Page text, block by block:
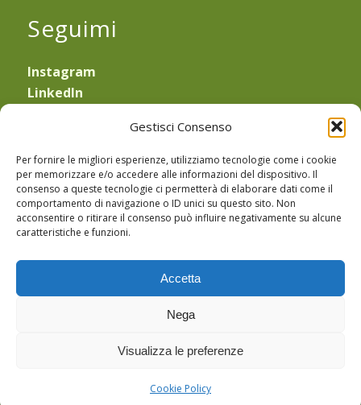
Gestisci Consenso
Per fornire le migliori esperienze, utilizziamo tecnologie come i cookie
per memorizzare e/o accedere alle informazioni del dispositivo. Il
consenso a queste tecnologie ci permetterà di elaborare dati come il
comportamento di navigazione o ID unici su questo sito. Non
acconsentire o ritirare il consenso può influire negativamente su alcune
caratteristiche e funzioni.
Accetta
Nega
Visualizza le preferenze
Cookie Policy
Seguimi
Instagram
LinkedIn
Obblighi di legge
Privacy PolicyeCookie Policy
Sede Legale: Via Equilio 21
30175 Marghera (VE)
CF: TRVMHL64P43L736E
PIVA: 03183440274
PEC: michela.trevisan@pec.enpab.it
© Copyright Michela Trevisan -Gruppo Santa Fe